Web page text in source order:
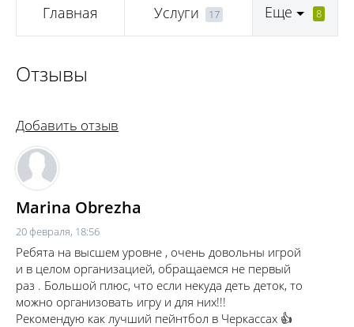
Главная Услуги 17 Еще 8
Отзывы
Добавить отзыв
Marina Obrezha
20 февраля, 18:56
Ребята на высшем уровне , очень довольны игрой
и в целом организацией, обращаемся не первый
раз . Большой плюс, что если некуда деть деток, то
можно организовать игру и для них!!!
Рекомендую как лучший пейнтбол в Черкассах 👍